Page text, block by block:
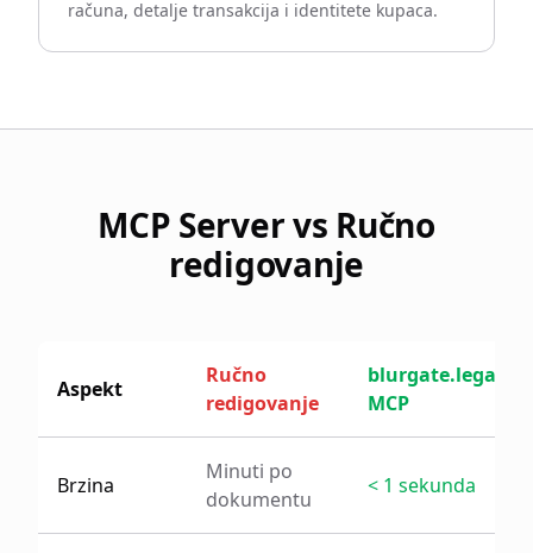
računa, detalje transakcija i identitete kupaca.
MCP Server vs Ručno
redigovanje
Aspekt
Ručno
redigovanje
blurgate.legal
MCP
Brzina
Minuti po
dokumentu
< 1 sekunda